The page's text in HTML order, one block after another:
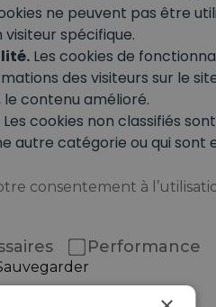
ne peuvent pas être
spécifique.
Les cookies de
des visiteurs sur le
le contenu amélioré.
Les cookies non classifiés
autre catégorie ou qui sont
consentement à
Performance